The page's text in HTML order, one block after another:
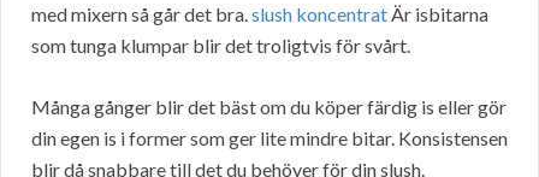
med mixern så går det bra. slush koncentrat Är isbitarna
som tunga klumpar blir det troligtvis för svårt.
Många gånger blir det bäst om du köper färdig is eller gör
din egen is i former som ger lite mindre bitar. Konsistensen
blir då snabbare till det du behöver för din slush.